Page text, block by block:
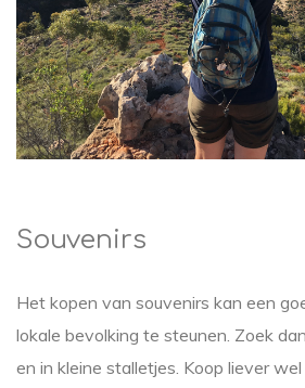
Souvenirs
Het kopen van souvenirs kan een
lokale bevolking te steunen. Zoek
en in kleine stalletjes. Koop liever